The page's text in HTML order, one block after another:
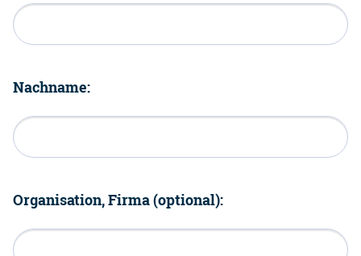
Nachname:
Organisation, Firma (optional):